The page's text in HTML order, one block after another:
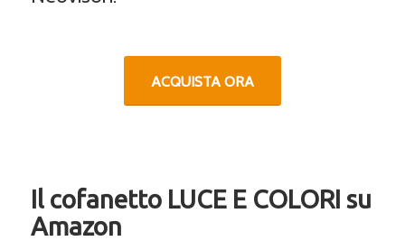
ACQUISTA ORA
Il cofanetto LUCE E COLORI su
Amazon